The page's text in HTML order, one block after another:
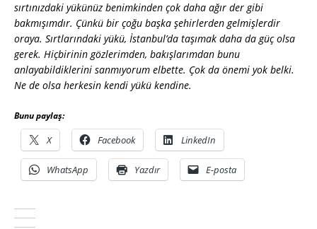
sırtınızdaki yükünüz benimkinden çok daha ağır der gibi
bakmışımdır. Çünkü bir çoğu başka şehirlerden gelmişlerdir
oraya. Sırtlarındaki yükü, İstanbul’da taşımak daha da güç olsa
gerek. Hiçbirinin gözlerimden, bakışlarımdan bunu
anlayabildiklerini sanmıyorum elbette. Çok da önemi yok belki.
Ne de olsa herkesin kendi yükü kendine.
Bunu paylaş:
X Facebook LinkedIn
WhatsApp Yazdır E-posta